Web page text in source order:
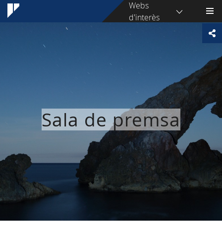
Webs
d'interès
Sala de premsa